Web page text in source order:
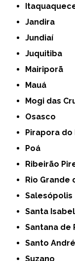
Jandira
Jundiaí
Juquitiba
Mairiporã
Mauá
Mogi das
Osasco
Pirapora
Poá
Ribeirão
Rio
Salesópolis
Santa Isabel
Santana
Santo André
Suzano